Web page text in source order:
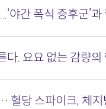
야간 폭식 증후군’
다. 요요 없는 감량
혈당 스파이크, 체